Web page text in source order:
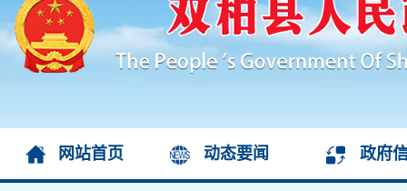
网站首页 动态要闻 政府